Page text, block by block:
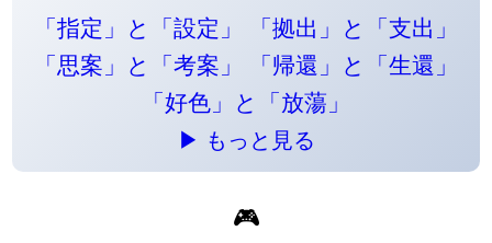
「指定」と「設定」
「拠出」と「支出」
「思案」と「考案」
「帰還」と「生還」
「好色」と「放蕩」
▶ もっと見る
🎮